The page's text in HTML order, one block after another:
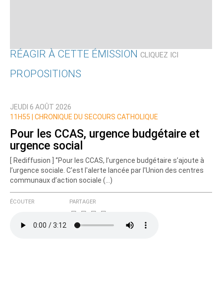
RÉAGIR À CETTE ÉMISSION CLIQUEZ ICI
Nom
Courriel (non publié)
Ajoutez votre commentaire ici
Texte de votre message
PROPOSITIONS
JEUDI 6 AOÛT 2026
11H55 |
CHRONIQUE DU SECOURS CATHOLIQUE
Pour les CCAS, urgence budgétaire et
urgence social
[ Rediffusion ] ‘’Pour les CCAS, l’urgence budgétaire s’ajoute à
l’urgence sociale. C'est l'alerte lancée par l'Union des centres
communaux d’action sociale (…)
ÉCOUTER PARTAGER